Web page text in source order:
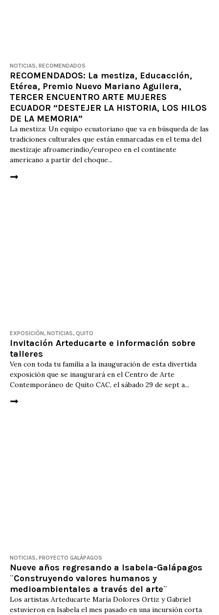
NOTICIAS, RECOMENDADOS
RECOMENDADOS: La mestiza, Educacción,
Etérea, Premio Nuevo Mariano Aguilera,
TERCER ENCUENTRO ARTE MUJERES
ECUADOR “DESTEJER LA HISTORIA, LOS HILOS
DE LA MEMORIA”
La mestiza: Un equipo ecuatoriano que va en búsqueda de las
tradiciones culturales que están enmarcadas en el tema del
mestizaje afroamerindio/europeo en el continente
americano a partir del choque...
EXPOSICIÓN, NOTICIAS, QUITO
Invitación Arteducarte e información sobre
talleres
Ven con toda tu familia a la inauguración de esta divertida
exposición que se inaugurará en el Centro de Arte
Contemporáneo de Quito CAC, el sábado 29 de sept a...
NOTICIAS, PROYECTO GALÁPAGOS
Nueve años regresando a Isabela-Galápagos
¨Construyendo valores humanos y
medioambientales a través del arte¨
Los artistas Arteducarte María Dolores Ortiz y Gabriel
estuvieron en Isabela el mes pasado en una incursión corta